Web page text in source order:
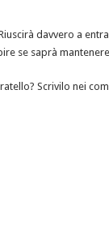
davvero a
se saprà
Scrivilo nei